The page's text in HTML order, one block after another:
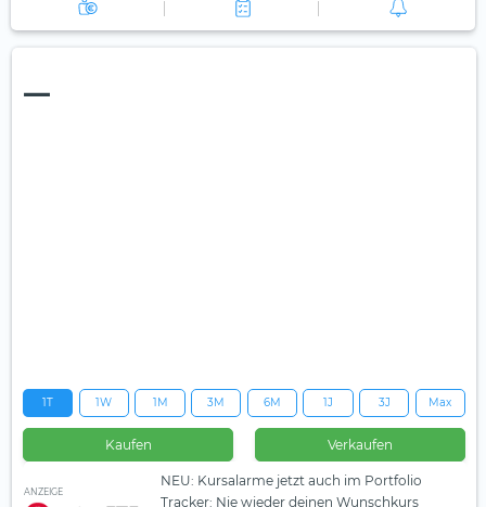
—
1T 1W 1M 3M 6M 1J 3J Max
Kaufen Verkaufen
ANZEIGE
NEU: Kursalarme jetzt auch im Portfolio
Tracker: Nie wieder deinen Wunschkurs